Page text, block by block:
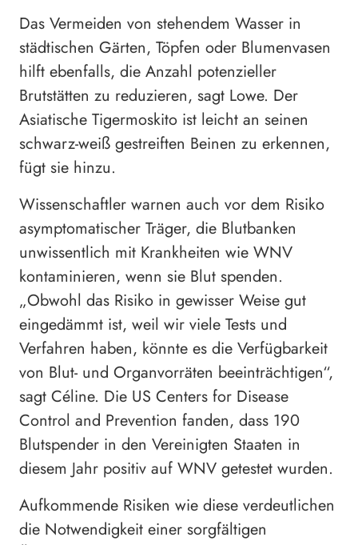
Das Vermeiden von stehendem Wasser in
städtischen Gärten, Töpfen oder Blumenvasen
hilft ebenfalls, die Anzahl potenzieller
Brutstätten zu reduzieren, sagt Lowe. Der
Asiatische Tigermoskito ist leicht an seinen
schwarz-weiß gestreiften Beinen zu erkennen,
fügt sie hinzu.
Wissenschaftler warnen auch vor dem Risiko
asymptomatischer Träger, die Blutbanken
unwissentlich mit Krankheiten wie WNV
kontaminieren, wenn sie Blut spenden.
„Obwohl das Risiko in gewisser Weise gut
eingedämmt ist, weil wir viele Tests und
Verfahren haben, könnte es die Verfügbarkeit
von Blut- und Organvorräten beeinträchtigen“,
sagt Céline. Die US Centers for Disease
Control and Prevention fanden, dass 190
Blutspender in den Vereinigten Staaten in
diesem Jahr positiv auf WNV getestet wurden.
Aufkommende Risiken wie diese verdeutlichen
die Notwendigkeit einer sorgfältigen